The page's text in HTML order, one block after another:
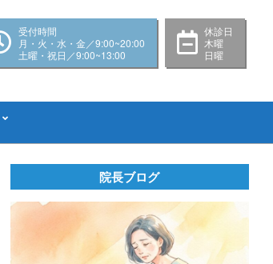
受付時間
月・火・水・金／9:00~20:00
土曜・祝日／9:00~13:00
休診日
木曜
日曜
院長ブログ